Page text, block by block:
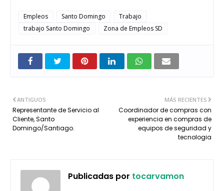
Empleos Santo Domingo
Trabajo
trabajo Santo Domingo
Zona de Empleos SD
MÁS RECIENTES
Coordinador de compras con
experiencia en compras de
equipos de seguridad y
tecnologia
ANTIGUOS
Representante de Servicio al
Cliente, Santo
Domingo/Santiago.
Publicadas por tocarvamon